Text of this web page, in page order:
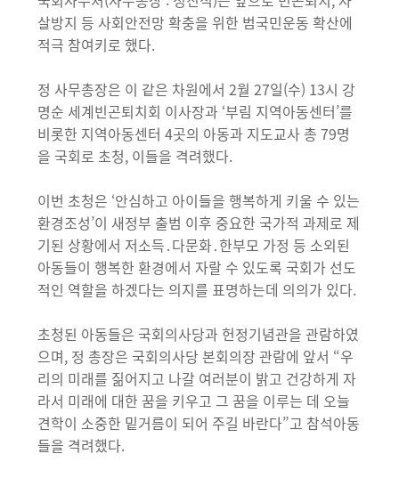
살방지 등 사회안전망 확충을 위한 범국민운동 확산에
적극 참여키로 했다.
정 사무총장은 이 같은 차원에서 2월 27일(수) 13시 강
명순 세계빈곤퇴치회 이사장과 ‘부림 지역아동센터’를
비롯한 지역아동센터 4곳의 아동과 지도교사 총 79명
을 국회로 초청, 이들을 격려했다.
이번 초청은 ‘안심하고 아이들을 행복하게 키울 수 있는
환경조성’이 새정부 출범 이후 중요한 국가적 과제로 제
기된 상황에서 저소득․다문화․한부모 가정 등 소외된
아동들이 행복한 환경에서 자랄 수 있도록 국회가 선도
적인 역할을 하겠다는 의지를 표명하는데 의의가 있다.
초청된 아동들은 국회의사당과 헌정기념관을 관람하였
으며, 정 총장은 국회의사당 본회의장 관람에 앞서 “우
리의 미래를 짊어지고 나갈 여러분이 밝고 건강하게 자
라서 미래에 대한 꿈을 키우고 그 꿈을 이루는 데 오늘
견학이 소중한 밑거름이 되어 주길 바란다”고 참석아동
들을 격려했다.